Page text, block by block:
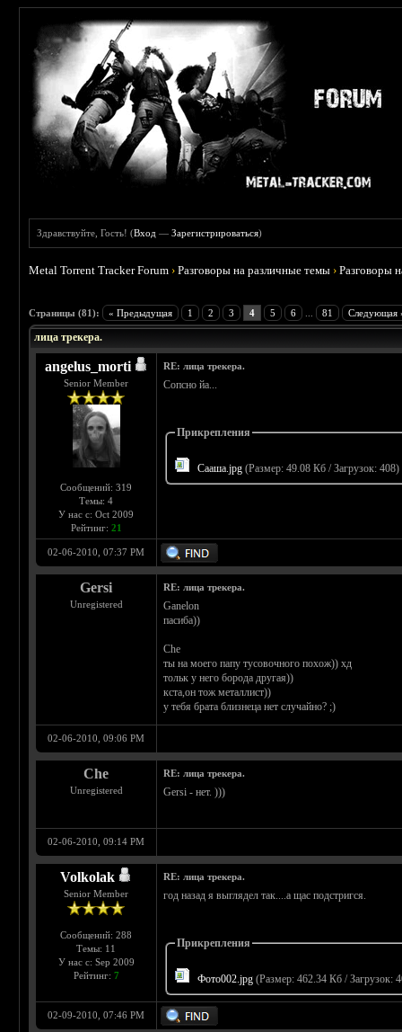
Здравствуйте, Гость! (Вход —Зарегистрироваться)
Metal Torrent Tracker Forum ›Разговоры на различные темы ›Разговоры
Страницы (81): « Предыдущая 1 2 3 4 5 6 81 Следующая
лица трекера.
angelus_morti
Senior Member
Сообщений: 319
Темы: 4
У нас с: Oct 2009
Рейтинг: 21
RE: лица трекера.
Сопсно йа...
Прикрепления
Сааша.jpg (Размер: 49.08 Кб / Загрузок: 408)
02-06-2010, 07:37 PM
Gersi
Unregistered
RE: лица трекера.
Ganelon
пасиба))
Che
ты на моего папу тусовочного похож)) хд
тольк у него борода другая))
кста,он тож металлист))
у тебя брата близнеца нет случайно? ;)
02-06-2010, 09:06 PM
Che
Unregistered
RE: лица трекера.
Gersi - нет. )))
02-06-2010, 09:14 PM
Volkolak
Senior Member
Сообщений: 288
Темы: 11
У нас с: Sep 2009
Рейтинг: 7
RE: лица трекера.
год назад я выглядел так....а щас подстригся.
Прикрепления
Фото002.jpg (Размер: 462.34 Кб / Загрузок:
02-09-2010, 07:46 PM